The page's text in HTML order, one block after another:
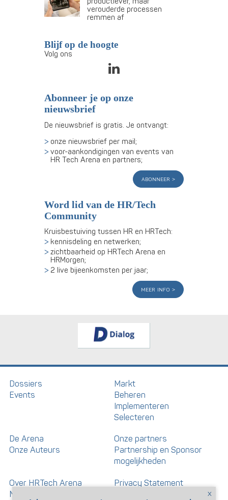
verouderde processen
remmen af
Blijf op de hoogte
Volg ons
Abonneer je op onze
nieuwsbrief
De nieuwsbrief is gratis. Je ontvangt:
onze nieuwsbrief per mail;
voor-aankondigingen van events van
HR Tech Arena en partners;
abonneer
Word lid van de HR/Tech
Community
Kruisbestuiving tussen HR en HRTech:
kennisdeling en netwerken;
zichtbaarheid op HRTech Arena en
HRMorgen;
2 live bijeenkomsten per jaar;
meer info
Dossiers
Events
Markt
Beheren
Implementeren
Selecteren
De Arena
Onze Auteurs
Onze partners
Partnership en Sponsor
mogelijkheden
Over HRTech Arena
Nieuwsbrief
Privacy Statement
Gedragscode artikelen en